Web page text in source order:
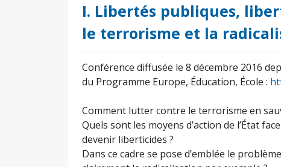
I. Libertés publiques,
le terrorisme et la
Conférence diffusée le 8 décembre 2016
du Programme Europe, Éducation, École :
Comment lutter contre le terrorisme en
Quels sont les moyens d’action de l’État
devenir liberticides ?
Dans ce cadre se pose d’emblée le